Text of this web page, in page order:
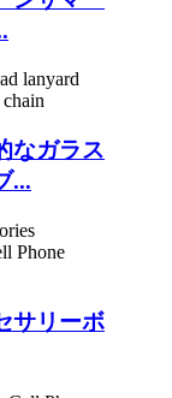
なガラス
...
サリーボ